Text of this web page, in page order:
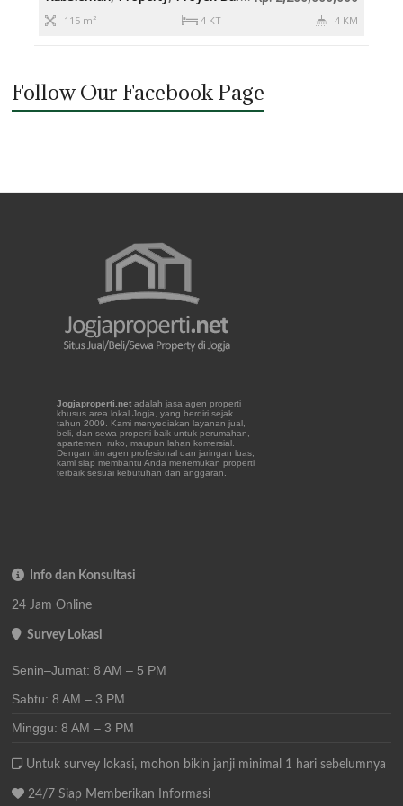
115 m² 4 KT 4 KM
Follow Our Facebook Page
Jogjaproperti.net adalah jasa agen properti
khusus area lokal Jogja, yang berdiri sejak
tahun 2009. Kami menyediakan layanan jual,
beli, dan sewa properti baik untuk perumahan,
apartemen, ruko, maupun lahan komersial.
Dengan tim agen profesional dan jaringan luas,
kami siap membantu Anda menemukan properti
terbaik sesuai kebutuhan dan anggaran.
Info dan Konsultasi
24 Jam Online
Survey Lokasi
Senin–Jumat: 8 AM – 5 PM
Sabtu: 8 AM – 3 PM
Minggu: 8 AM – 3 PM
Untuk survey lokasi, mohon bikin janji minimal 1 hari sebelumnya
24/7 Siap Memberikan Informasi